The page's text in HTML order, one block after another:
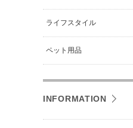
ライフスタイル
ペット用品
INFORMATION